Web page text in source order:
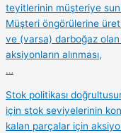
teyitlerinin müşteriye
Müşteri öngörülerine
ve (varsa) darboğaz
aksiyonların alınması,
…
Stok politikası
için stok seviyelerinin
kalan parçalar için